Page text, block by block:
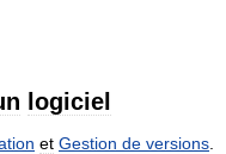
logiciel
et Gestion de versions